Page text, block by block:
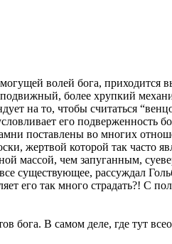
волей бога, приходится
более хрупкий
на то, чтобы считаться
его подверженность
поставлены во многих
жертвой которой так часто
массой, чем запуганным,
существующее, рассуждал
его так много страдать?! С
бога. В самом деле, где тут